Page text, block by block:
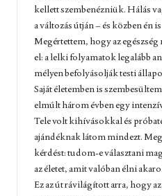
kellett szembenézniük. Hálás
a változás útján – és közben én
Megértettem, hogy az
el: a lelki folyamatok legalább
mélyen befolyásolják testi
Saját életemben is
elmúlt három évben egy
Tele volt kihívásokkal és
ajándéknak látom mindezt.
kérdést: tudom-e választani
az életet, amit valóban élni
Ez az út rávilágított arra, hogy